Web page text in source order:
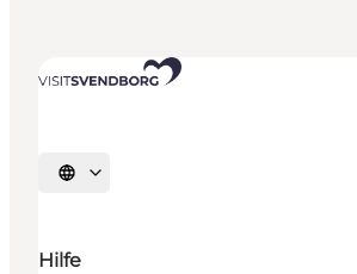
Sprache auswählen
Hilfe